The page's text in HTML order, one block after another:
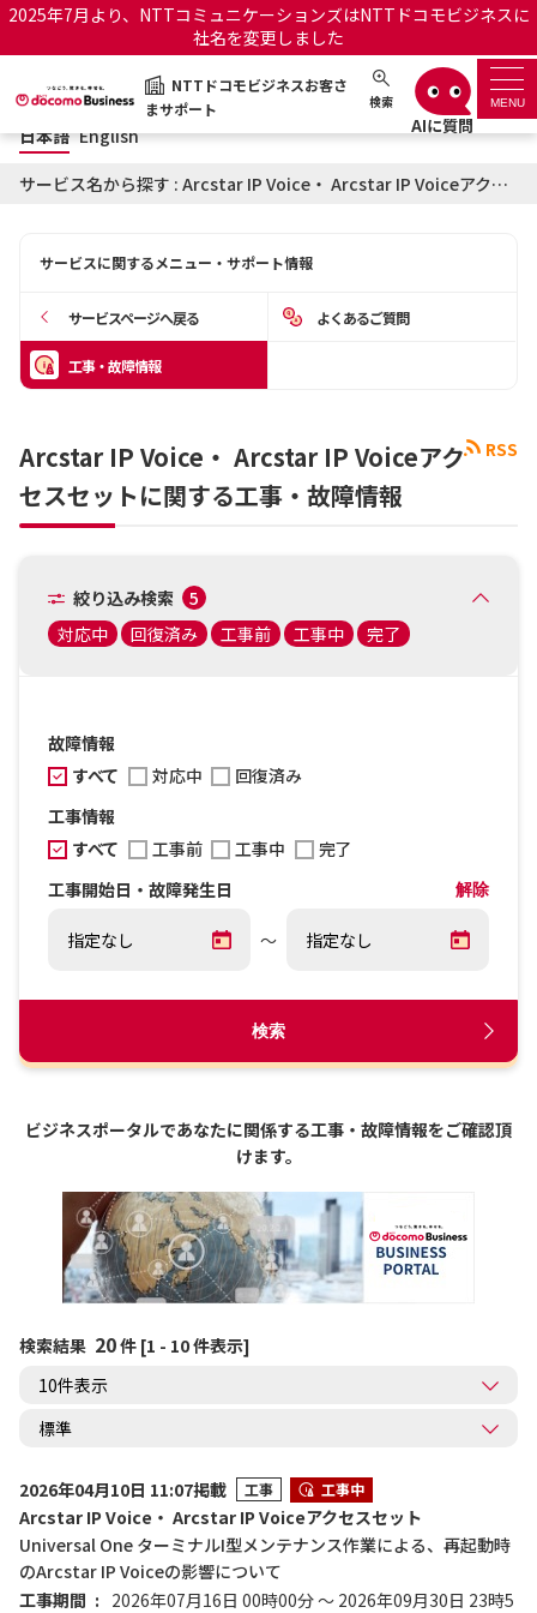
2025年7月より、NTTコミュニケーションズはNTTドコモビジネスに
社名を変更しました
NTTドコモビジネスお客さ
まサポート
検索 MENU
NTTドコモビジネスお客さまサポート 日本語 English
サポートトップ
お知らせ
オフィシャルサイト
日本語 English
サービス名から探す : Arcstar IP Voice・ Arcstar IP Voiceアクセスセットに関する工事・故障情報
サービスに関するメニュー・サポート情報
サービスページへ戻る よくあるご質問
工事・故障情報
RSS
Arcstar IP Voice・ Arcstar IP Voiceアク
セスセットに関する工事・故障情報
絞り込み検索
5
対応中
回復済み 工事前 工事中 完了
故障情報
すべて
対応中
回復済み
工事情報
すべて
工事前 工事中
完了
工事開始日・故障発生日
解除
～
検索
ビジネスポータルであなたに関係する工事・故障情報をご確認頂
けます。
検索結果 20件 [1 - 10 件表示]
2026年04月10日 11:07掲載 工事 工事中
Arcstar IP Voice・ Arcstar IP Voiceアクセスセット
Universal One ターミナルI型メンテナンス作業による、再起動時
のArcstar IP Voiceの影響について
工事期間
2026年07月16日 00時00分 ～ 2026年09月30日 23時5